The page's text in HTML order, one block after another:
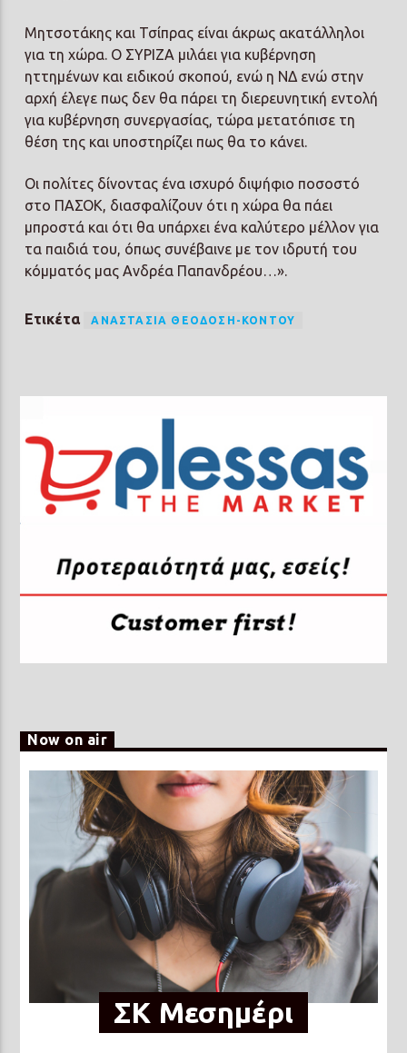
Μητσοτάκης και Τσίπρας είναι άκρως ακατάλληλοι
για τη χώρα. Ο ΣΥΡΙΖΑ μιλάει για κυβέρνηση
ηττημένων και ειδικού σκοπού, ενώ η ΝΔ ενώ στην
αρχή έλεγε πως δεν θα πάρει τη διερευνητική εντολή
για κυβέρνηση συνεργασίας, τώρα μετατόπισε τη
θέση της και υποστηρίζει πως θα το κάνει.
Οι πολίτες δίνοντας ένα ισχυρό διψήφιο ποσοστό
στο ΠΑΣΟΚ, διασφαλίζουν ότι η χώρα θα πάει
μπροστά και ότι θα υπάρχει ένα καλύτερο μέλλον για
τα παιδιά του, όπως συνέβαινε με τον ιδρυτή του
κόμματός μας Ανδρέα Παπανδρέου…».
Ετικέτα ΑΝΑΣΤΑΣΊΑ ΘΕΟΔΌΣΗ-ΚΟΝΤΟΎ
Now on air
ΣΚ Μεσημέρι